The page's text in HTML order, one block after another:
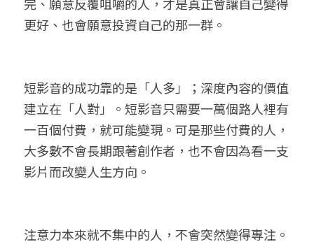
更好、也會願意投資自己的那一群。
短影音的成功靠的是「人多」；深度內容的價值
建立在「人對」。短影音只需要一萬個路人裡有
一百個付費，就可能變現。可是那些付費的人，
大多數不會長期跟著創作者，也不會因為看一支
影片而改變人生方向。
注意力本來就不集中的人，不會突然變得專注。